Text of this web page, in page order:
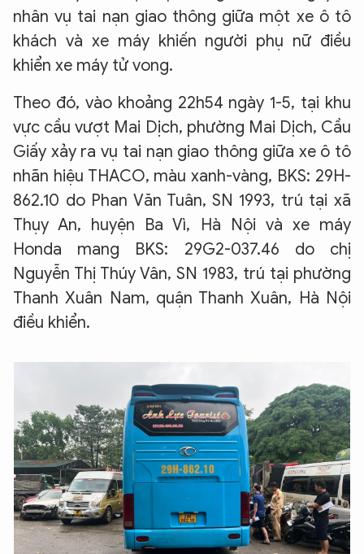
nhân vụ tai nạn giao thông giữa một xe ô tô
khách và xe máy khiến người phụ nữ điều
khiển xe máy tử vong.
Theo đó, vào khoảng 22h54 ngày 1-5, tại khu
vực cầu vượt Mai Dịch, phường Mai Dịch, Cầu
Giấy xảy ra vụ tai nạn giao thông giữa xe ô tô
nhãn hiệu THACO, màu xanh-vàng, BKS: 29H-
862.10 do Phan Văn Tuân, SN 1993, trú tại xã
Thụy An, huyện Ba Vì, Hà Nội và xe máy
Honda mang BKS: 29G2-037.46 do chị
Nguyễn Thị Thúy Vân, SN 1983, trú tại phường
Thanh Xuân Nam, quận Thanh Xuân, Hà Nội
điều khiển.